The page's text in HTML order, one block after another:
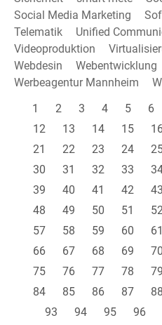
Social Media Marketing
Telematik
Unified
Videoproduktion
Webdesin
Webentwicklung
Werbeagentur Mannheim
1
2 3 4 5 6
12
13 14 15
21
22 23 24
30
31 32 33
39
40 41 42 43
48
49 50 51
57
58 59 60 61
66
67 68 69 70
75
76 77 78 79
84
85 86 87 88
93
94 95 96